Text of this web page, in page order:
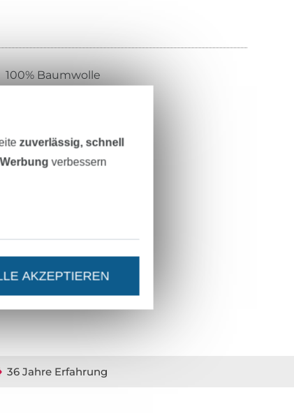
100% Baumwolle
schwarz
505.321-1005
36 Jahre Erfahrung
zuverlässig, schnell
verbessern
AKZEPTIEREN